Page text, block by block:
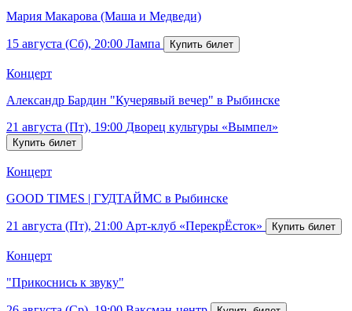
Мария Макарова (Маша и Медведи)
15 августа (Сб), 20:00 Лампа
Концерт
Александр Бардин "Кучерявый вечер" в Рыбинске
21 августа (Пт), 19:00 Дворец культуры «Вымпел»
Концерт
GOOD TIMES | ГУДТАЙМС в Рыбинске
21 августа (Пт), 21:00 Арт-клуб «ПерекрЁсток»
Концерт
"Прикоснись к звуку"